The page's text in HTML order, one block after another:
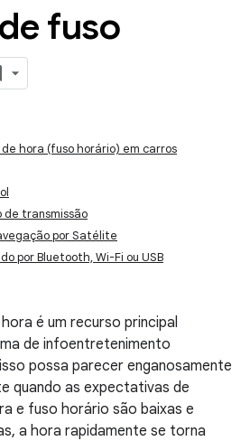
fuso
hora (fuso horário) em carros
de transmissão
por Satélite
por Bluetooth, Wi-Fi ou USB
é um recurso principal
de infoentretenimento
possa parecer enganosamente
quando as expectativas de
e fuso horário são baixas e
a hora rapidamente se torna